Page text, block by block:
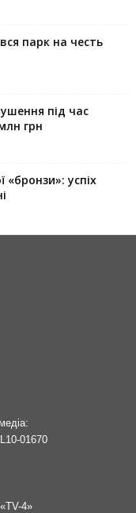
парк на честь
під час
грн
успіх
01670
4»